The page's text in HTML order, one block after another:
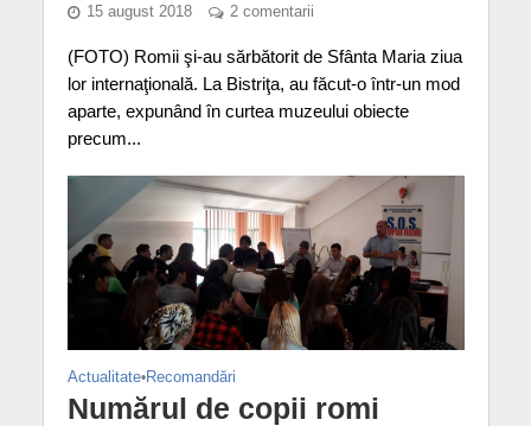
15 august 2018 2 comentarii
(FOTO) Romii şi-au sărbătorit de Sfânta Maria ziua
lor internaţională. La Bistriţa, au făcut-o într-un mod
aparte, expunând în curtea muzeului obiecte
precum...
Actualitate•Recomandări
Numărul de copii romi